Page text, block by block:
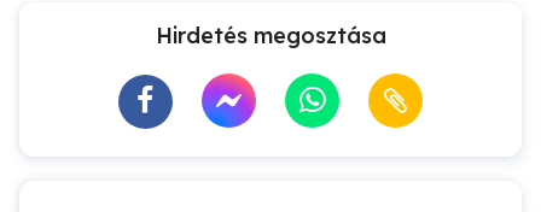
Hirdetés megosztása